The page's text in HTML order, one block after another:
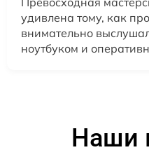
удивлена тому, как
внимательно
ноутбуком и
Наши